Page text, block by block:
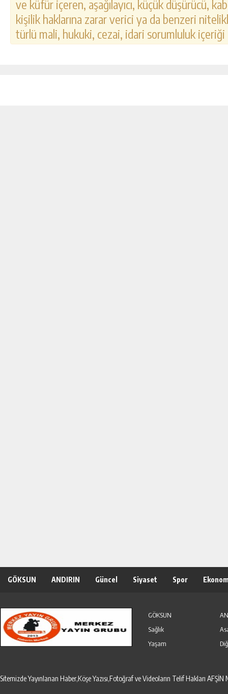
ve küfür içeren, aşağılayıcı, küçük düşürücü,
kişilik haklarına zarar verici ya da benzeri
türlü mali, hukuki, cezai, idari sorumluluk
GÖKSUN ANDIRIN Güncel Siyaset Spor
GÖKSUN
Sağlık
Yaşam
Sitemizde Yayınlanan Haber,Köşe Yazısı,Fotoğraf ve Videoların Telif Hakları